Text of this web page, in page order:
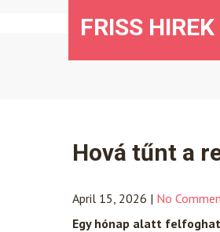
FRISS HIREK
Hová tűnt a
April 15, 2026 | No
Egy hónap alatt